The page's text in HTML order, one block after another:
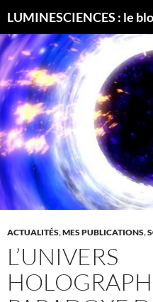
AU
CONTENU
ACTUALITÉS,MES PUBLICATIONS,
L’UNIVERS